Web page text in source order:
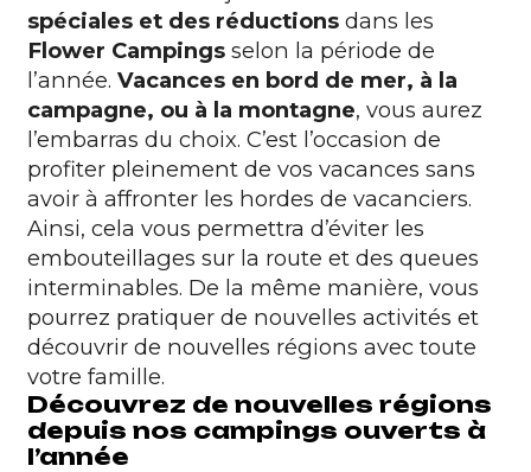
spéciales et des réductions dans les
Flower Campingsselon la période de
l’année. Vacances en bord de mer, à la
campagne, ou à la montagne, vous aurez
l’embarras du choix. C’est l’occasion de
profiter pleinement de vos vacances sans
avoir à affronter les hordes de vacanciers.
Ainsi, cela vous permettra d’éviter les
embouteillages sur la route et des queues
interminables. De la même manière, vous
pourrez pratiquer de nouvelles activités et
découvrir de nouvelles régions avec toute
votre famille.
Découvrez de nouvelles régions
depuis nos campings ouverts à
l’année